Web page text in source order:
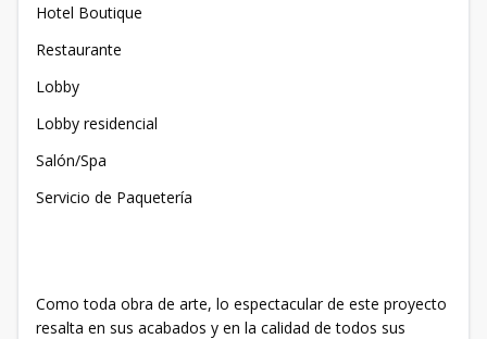
Hotel Boutique
Restaurante
Lobby
Lobby residencial
Salón/Spa
Servicio de Paquetería
Como toda obra de arte, lo espectacular de este proyecto
resalta en sus acabados y en la calidad de todos sus